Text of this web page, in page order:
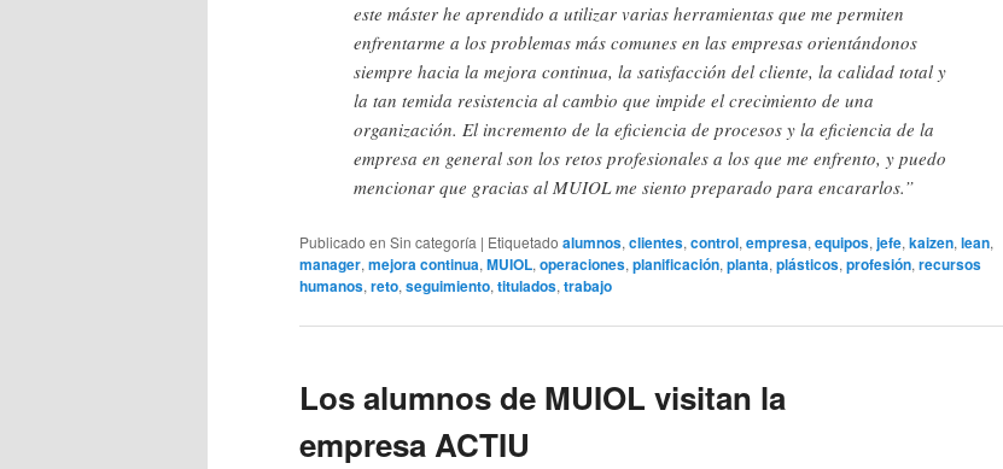
este máster he aprendido a utilizar varias herramientas que me permiten
enfrentarme a los problemas más comunes en las empresas orientándonos
siempre hacia la mejora continua, la satisfacción del cliente, la calidad total y
la tan temida resistencia al cambio que impide el crecimiento de una
organización. El incremento de la eficiencia de procesos y la eficiencia de la
empresa en general son los retos profesionales a los que me enfrento, y puedo
mencionar que gracias al MUIOL me siento preparado para encararlos.”
Publicado en Sin categoría | Etiquetado alumnos, clientes, control, empresa, equipos, jefe, kaizen, lean,
manager, mejora continua, MUIOL, operaciones, planificación, planta, plásticos, profesión, recursos
humanos, reto, seguimiento, titulados, trabajo
Los alumnos de MUIOL visitan la
empresa ACTIU